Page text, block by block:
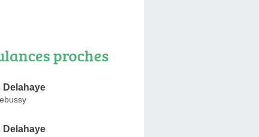
proches
Delahaye
Delahaye